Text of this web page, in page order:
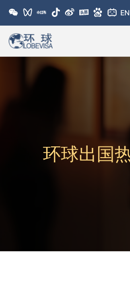
EN
环球出国